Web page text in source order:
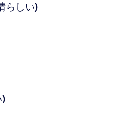
らしい)
)